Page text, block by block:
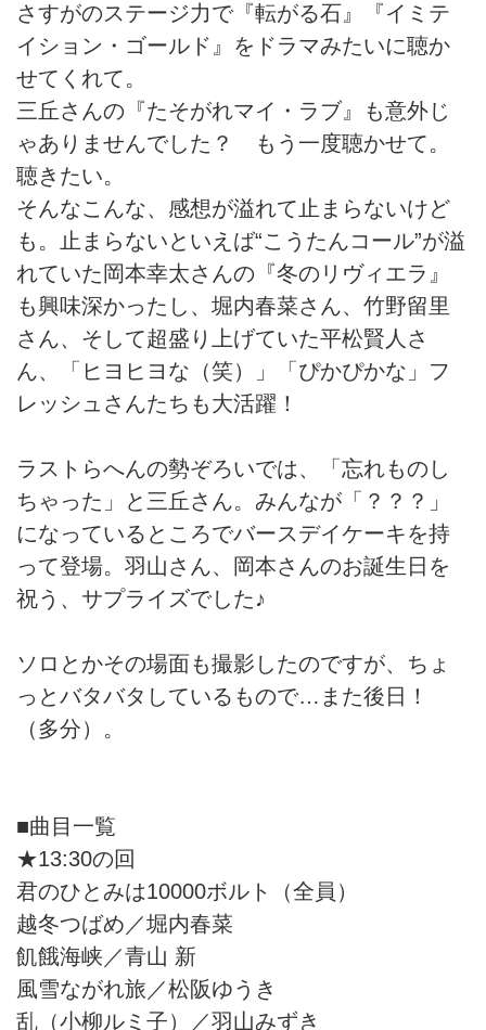
さすがのステージ力で『転がる石』『イミテ
イション・ゴールド』をドラマみたいに聴か
せてくれて。
三丘さんの『たそがれマイ・ラブ』も意外じ
ゃありませんでした？ もう一度聴かせて。
聴きたい。
そんなこんな、感想が溢れて止まらないけど
も。止まらないといえば“こうたんコール”が溢
れていた岡本幸太さんの『冬のリヴィエラ』
も興味深かったし、堀内春菜さん、竹野留里
さん、そして超盛り上げていた平松賢人さ
ん、「ヒヨヒヨな（笑）」「ぴかぴかな」フ
レッシュさんたちも大活躍！
ラストらへんの勢ぞろいでは、「忘れものし
ちゃった」と三丘さん。みんなが「？？？」
になっているところでバースデイケーキを持
って登場。羽山さん、岡本さんのお誕生日を
祝う、サプライズでした♪
ソロとかその場面も撮影したのですが、ちょ
っとバタバタしているもので…また後日！
（多分）。
■曲目一覧
★13:30の回
君のひとみは10000ボルト（全員）
越冬つばめ／堀内春菜
飢餓海峡／青山 新
風雪ながれ旅／松阪ゆうき
乱（小柳ルミ子）／羽山みずき